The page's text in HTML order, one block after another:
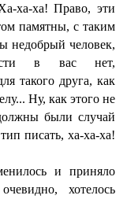
ха-ха! Право, эти
памятны, с таким
недобрый человек,
в вас нет,
такого друга, как
Ну, как этого не
были случай
писать, ха-ха-ха!
и приняло
хотелось